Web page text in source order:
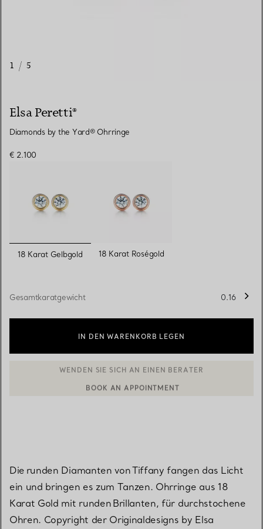
1 / 5
Elsa Peretti®
Diamonds by the Yard® Ohrringe
€ 2.100
ausgewählt
18 Karat Gelbgold 18 Karat Roségold
Gesamtkaratgewicht 0.16
IN DEN WARENKORB LEGEN
Die runden Diamanten von Tiffany fangen das Licht
ein und bringen es zum Tanzen. Ohrringe aus 18
Karat Gold mit runden Brillanten, für durchstochene
Ohren. Copyright der Originaldesigns by Elsa